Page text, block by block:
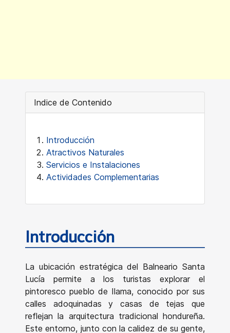
Indice de Contenido
Introducción
Atractivos Naturales
Servicios e Instalaciones
Actividades Complementarias
Introducción
La ubicación estratégica del Balneario Santa
Lucía permite a los turistas explorar el
pintoresco pueblo de Ilama, conocido por sus
calles adoquinadas y casas de tejas que
reflejan la arquitectura tradicional hondureña.
Este entorno, junto con la calidez de su gente,